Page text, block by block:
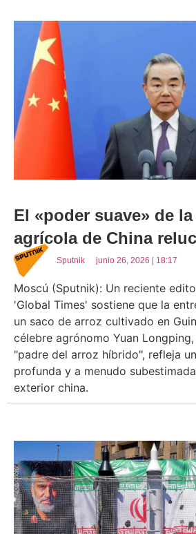
El «poder suave» de
agrícola de China
Sputnik junio 26, 2026 | 18:17
Moscú (Sputnik): Un reciente
'Global Times' sostiene que la
un saco de arroz cultivado en
célebre agrónomo Yuan
"padre del arroz híbrido", refleja
profunda y a menudo
exterior china.